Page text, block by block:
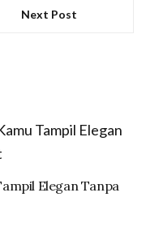
Next Post
Elegan Tanpa